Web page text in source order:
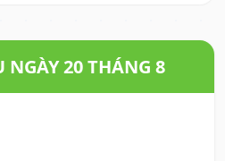
NGÀY 20 THÁNG 8